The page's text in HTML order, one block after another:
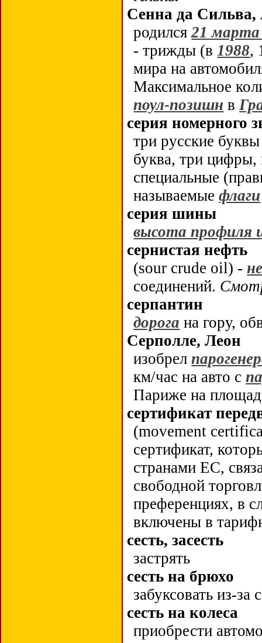
Сенна да Сильва,
родился21 марта
- трижды (в1988,
мира на
Максимальное
поул-позишн в
серия номерного
три русские
буква, три цифры,
специальные
называемыефлаги
серия шины
высота профиля
сернистая нефть
(sour crude oil) -
соединений.
cерпантин
дорога на гору,
Серполле, Леон
изобрел
км/час на авто с
Париже на
сертификат
(movement
сертификат,
странами EC,
свободной
преференциях, в
включены в
сесть, засесть
застрять
сесть на брюхо
забуксовать из-
сесть на колеса
приобрести